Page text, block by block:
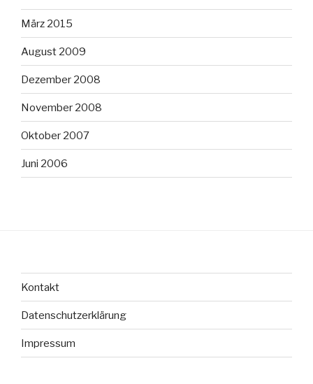
März 2015
August 2009
Dezember 2008
November 2008
Oktober 2007
Juni 2006
Kontakt
Datenschutzerklärung
Impressum